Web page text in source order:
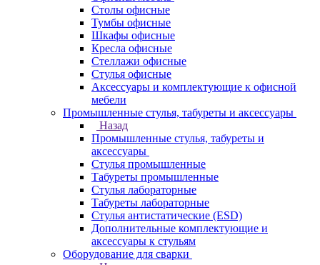
Столы офисные
Тумбы офисные
Шкафы офисные
Кресла офисные
Стеллажи офисные
Стулья офисные
Аксессуары и комплектующие к офисной
мебели
Промышленные стулья, табуреты и аксессуары
Назад
Промышленные стулья, табуреты и
аксессуары
Стулья промышленные
Табуреты промышленные
Стулья лабораторные
Табуреты лабораторные
Стулья антистатические (ESD)
Дополнительные комплектующие и
аксессуары к стульям
Оборудование для сварки